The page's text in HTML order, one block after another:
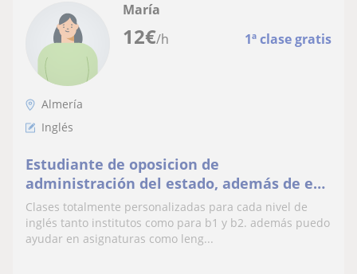
12€/h 1ª clase gratis
María
Almería
Inglés
Estudiante de oposicion de
administración del estado, además de ex
estudiante del grado de estudios inglés
Clases totalmente personalizadas para cada nivel de
inglés tanto institutos como para b1 y b2. además puedo
ayudar en asignaturas como leng...